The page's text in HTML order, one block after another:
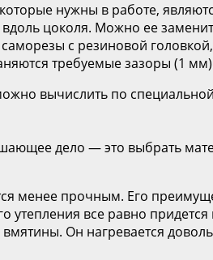
нужны в работе,
вдоль цоколя. Можно ее
с резиновой
требуемые зазоры (1
вычислить по
дело — это выбрать
менее прочным. Его
утепления все равно
Он нагревается